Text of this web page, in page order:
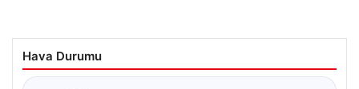
Hava Durumu